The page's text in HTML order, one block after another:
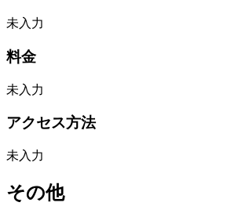
未入力
料金
未入力
アクセス方法
未入力
その他